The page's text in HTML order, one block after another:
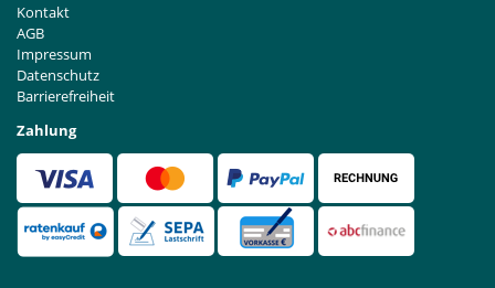
Kontakt
AGB
Impressum
Datenschutz
Barrierefreiheit
Zahlung